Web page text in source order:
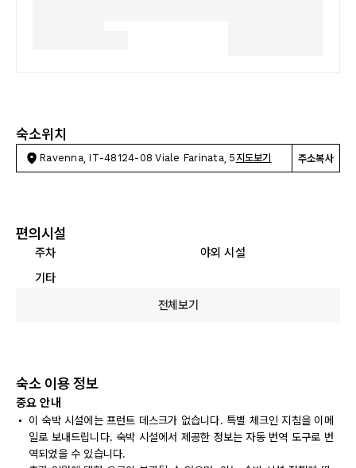
숙소위치
Ravenna, IT-48124-08 Viale Farinata, 5 지도보기 주소복사
편의시설
주차
야외 시설
기타
전체보기
숙소 이용 정보
중요 안내
이 숙박 시설에는 프런트 데스크가 없습니다. 특별 체크인 지침을 이메
일로 보내드립니다. 숙박 시설에서 제공한 정보는 자동 번역 도구로 번
역되었을 수 있습니다.